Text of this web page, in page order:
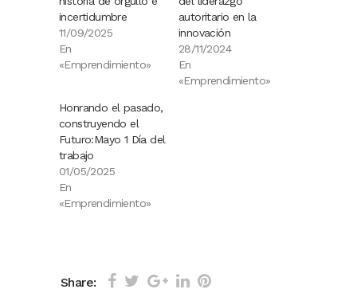
incertidumbre
11/09/2025
En
«Emprendimiento»
autoritario en la
innovación
28/11/2024
En
«Emprendimiento»
Honrando el pasado,
construyendo el
Futuro:Mayo 1 Día del
trabajo
01/05/2025
En
«Emprendimiento»
Share: